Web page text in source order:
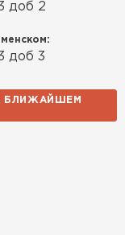
доб 2
доб 3
БЛИЖАЙШЕМ